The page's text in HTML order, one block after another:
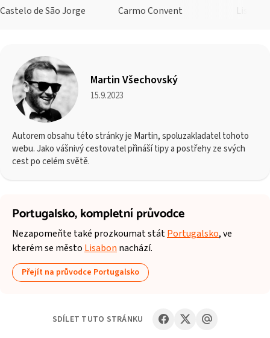
Castelo de São Jorge Carmo Convent Lisbon
Martin Všechovský
15.9.2023
Autorem obsahu této stránky je Martin, spoluzakladatel tohoto
webu. Jako vášnivý cestovatel přináší tipy a postřehy ze svých
cest po celém světě.
Portugalsko,kompletní průvodce
Nezapomeňte také prozkoumat státPortugalsko, ve
kterém se město Lisabon nachází.
Přejít na průvodce Portugalsko
SDÍLET TUTO STRÁNKU